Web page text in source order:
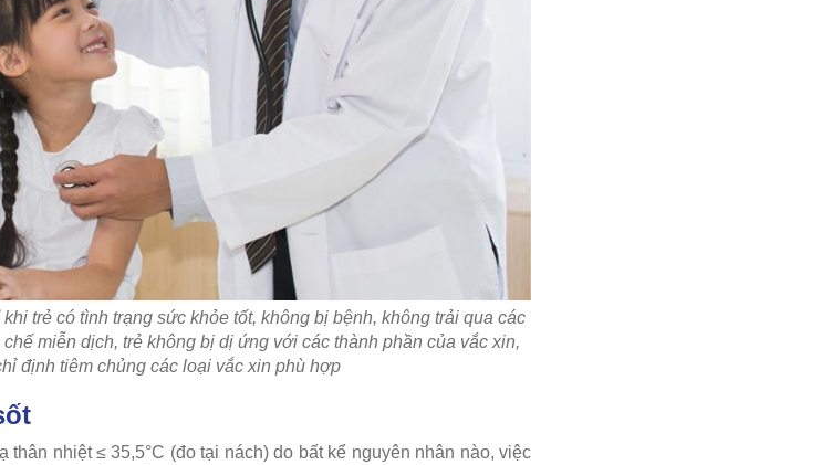
trẻ có tình trạng sức khỏe tốt, không bị bệnh, không trải qua các
miễn dịch, trẻ không bị dị ứng với các thành phần của vắc xin,
định tiêm chủng các loại vắc xin phù hợp
thân nhiệt ≤ 35,5°C (đo tại nách) do bất kể nguyên nhân nào, việc